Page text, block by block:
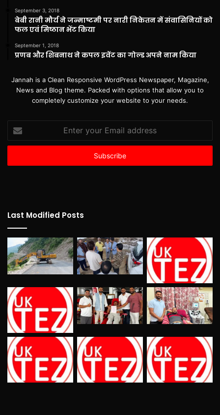
September 3, 2018
बेबी रानी मौर्य ने जन्माष्टमी पर नारी निकेतन में संवासिनियों को
फल एवं मिष्ठान भेंट किया
September 1, 2018
प्रणब और शिबनाथ ने कपल इवेंट का गोल्ड अपने नाम किया
Jannah is a Clean Responsive WordPress Newspaper, Magazine,
News and Blog theme. Packed with options that allow you to
completely customize your website to your needs.
your
Email
Last Modified Posts